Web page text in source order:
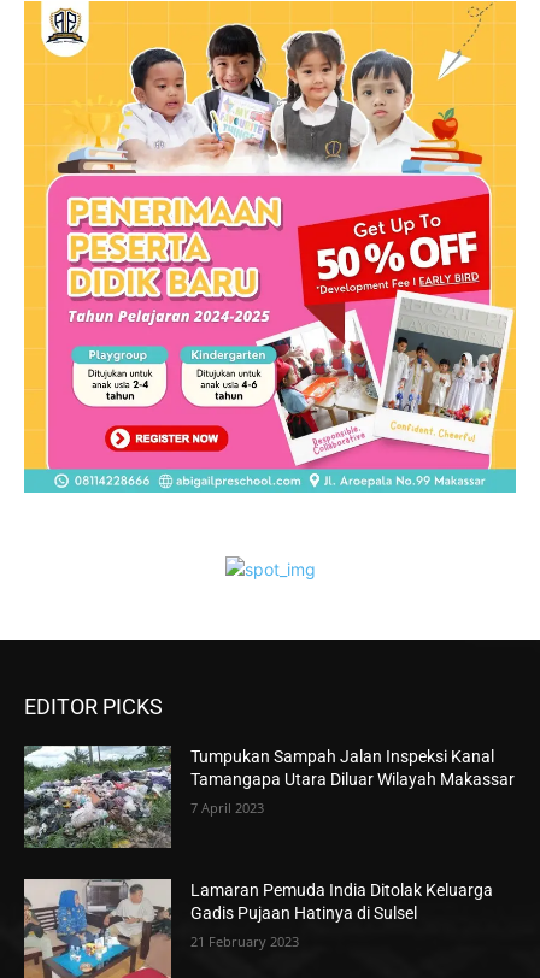
EDITOR PICKS
Tumpukan Sampah Jalan Inspeksi Kanal
Tamangapa Utara Diluar Wilayah Makassar
7 April 2023
Lamaran Pemuda India Ditolak Keluarga
Gadis Pujaan Hatinya di Sulsel
21 February 2023